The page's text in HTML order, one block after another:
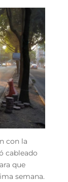
con la
cableado
que
semana.